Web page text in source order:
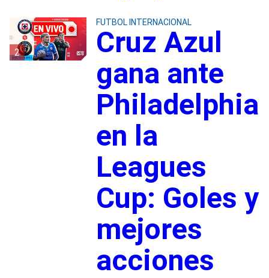
2
FUTBOL INTERNACIONAL
Cruz Azul
gana ante
Philadelphia
en la
Leagues
Cup: Goles y
mejores
acciones